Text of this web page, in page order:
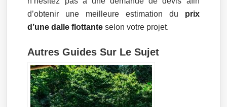
d’obtenir une meilleure estimation du prix
d’une dalle flottante selon votre projet.
Autres Guides Sur Le Sujet